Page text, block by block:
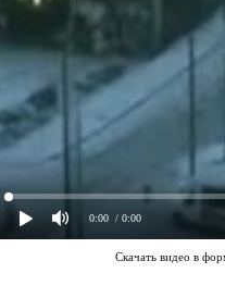
0:00 / 0:00
Скачать видео в